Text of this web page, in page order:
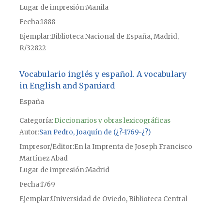
Lugar de impresiónManila
Fecha1888
Ejemplar Biblioteca Nacional de España, Madrid,
R/32822
Vocabulario inglés y español. A vocabulary
in English and Spaniard
España
Categoría:Diccionarios y obras lexicográficas
Autor San Pedro, Joaquín de (¿?-1769-¿?)
Impresor/Editor En la Imprenta de Joseph Francisco
Martínez Abad
Lugar de impresiónMadrid
Fecha1769
Ejemplar Universidad de Oviedo, Biblioteca Central-